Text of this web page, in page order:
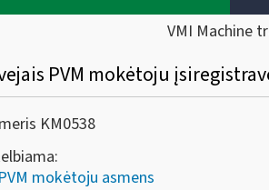
VMI Machine
PVM mokėtoju
KM0538
mokėtoju asmens